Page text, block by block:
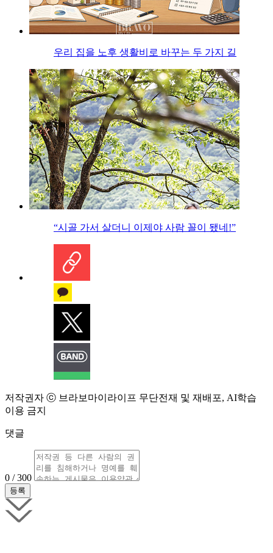
우리 집을 노후 생활비로 바꾸는 두 가지 길
“시골 가서 살더니 이제야 사람 꼴이 됐네!”
저작권자 ⓒ 브라보마이라이프 무단전재 및 재배포, AI학습
이용 금지
댓글
0 / 300